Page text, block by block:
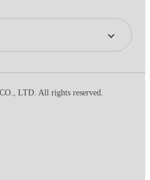
LTD. All rights reserved.